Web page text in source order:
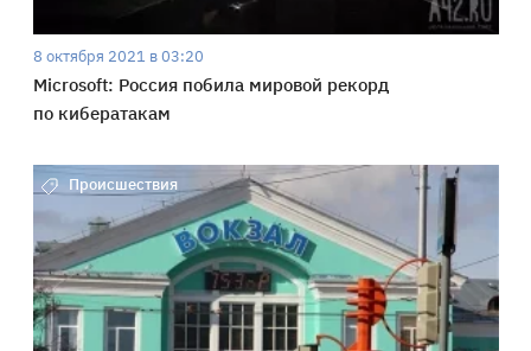
8 октября 2021 в 03:20
Microsoft: Россия побила мировой рекорд
по кибератакам
Происшествия